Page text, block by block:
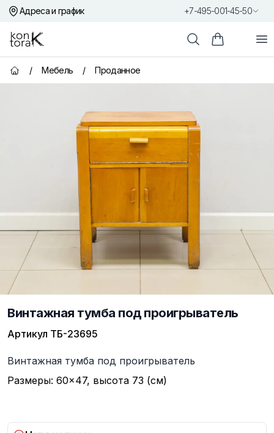
Адреса и график +7-495-001-45-50
Контора К
ПоискКорзина
Главная страница
/ Мебель / Проданное
Винтажная тумба под проигрыватель
Артикул ТБ-23695
Описание
Винтажная тумба под проигрыватель
Размеры: 60×47, высота 73 (см)